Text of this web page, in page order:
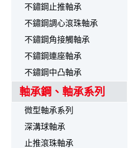
不鏽鋼止推軸承
不鏽鋼調心滾珠軸承
不鏽鋼角接觸軸承
不鏽鋼連座軸承
不鏽鋼中凸軸承
軸承鋼、軸承系列
微型軸承系列
深溝球軸承
止推滾珠軸承